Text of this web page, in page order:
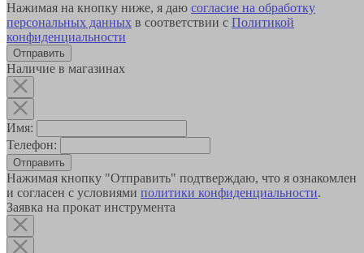
Нажимая на кнопку ниже, я даю согласие на обработку
персональных данных в соответствии с Политикой
конфиденциальности
Наличие в магазинах
Имя:
Телефон:
Отправить
Нажимая кнопку "Отправить" подтверждаю, что я ознакомлен
и согласен с условиями политики конфиденциальности.
Заявка на прокат инструмента